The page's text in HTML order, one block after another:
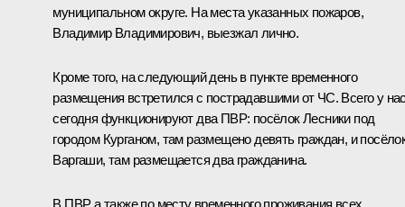
муниципальном округе. На места указанных пожаров,
Владимир Владимирович, выезжал лично.
Кроме того, на следующий день в пункте временного
размещения встретился с пострадавшими от ЧС. Всего у
сегодня функционируют два ПВР: посёлок Лесники под
городом Курганом, там размещено девять граждан, и
Варгаши, там размещается два гражданина.
В ПВР, а также по месту временного проживания всех